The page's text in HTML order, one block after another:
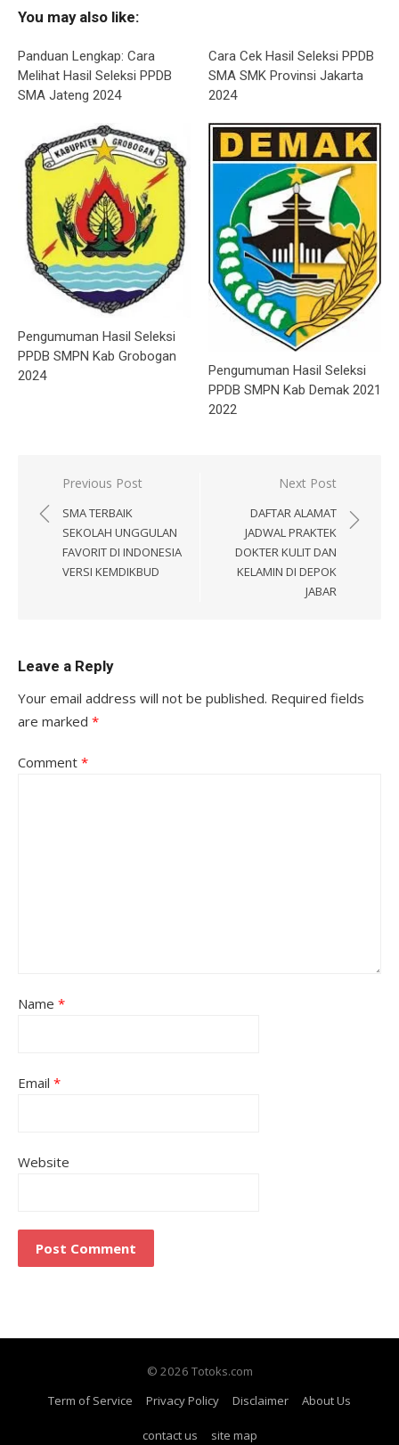
You may also like:
Panduan Lengkap: Cara
Melihat Hasil Seleksi PPDB
SMA Jateng 2024
Cara Cek Hasil Seleksi PPDB
SMA SMK Provinsi Jakarta
2024
Pengumuman Hasil Seleksi
PPDB SMPN Kab Grobogan
2024
Pengumuman Hasil Seleksi
PPDB SMPN Kab Demak 2021
2022
Post
navigation
Previous Post
SMA TERBAIK
SEKOLAH UNGGULAN
FAVORIT DI INDONESIA
VERSI KEMDIKBUD
Next Post
DAFTAR ALAMAT
JADWAL PRAKTEK
DOKTER KULIT DAN
KELAMIN DI DEPOK
JABAR
Leave a Reply
Your email address will not be published. Required fields
are marked *
Comment *
Name *
Email *
Website
© 2026 Totoks.com
Term of Service
Privacy Policy Disclaimer About Us
contact us site map